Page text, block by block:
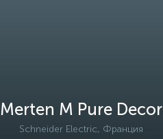
Merten M Pure Decor
Schneider Electric, Франция